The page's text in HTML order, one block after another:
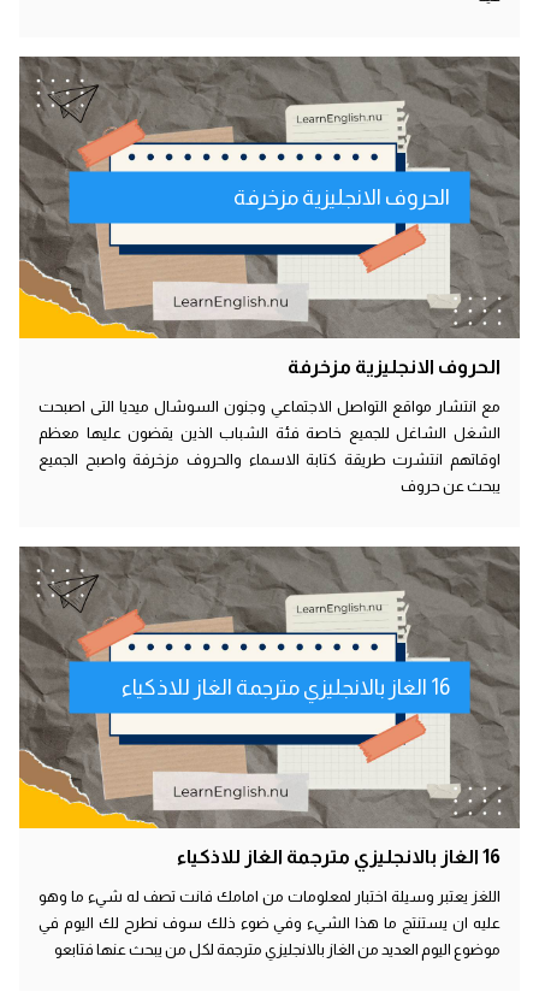
الحروف الانجليزية مزخرفة
الحروف الانجليزية مزخرفة
مع انتشار مواقع التواصل الاجتماعي وجنون السوشال ميديا التى اصبحت
الشغل الشاغل للجميع خاصة فئة الشباب الذين يقضون عليها معظم
اوقاتهم انتشرت طريقة كتابة الاسماء والحروف مزخرفة واصبح الجميع
يبحث عن حروف
16 الغاز بالانجليزي مترجمة الغاز للاذكياء
16 الغاز بالانجليزي مترجمة الغاز للاذكياء
اللغز يعتبر وسيلة اختبار لمعلومات من امامك فانت تصف له شيء ما وهو
عليه ان يستنتج ما هذا الشيء وفي ضوء ذلك سوف نطرح لك اليوم في
موضوع اليوم العديد من الغاز بالانجليزي مترجمة لكل من يبحث عنها فتابعو